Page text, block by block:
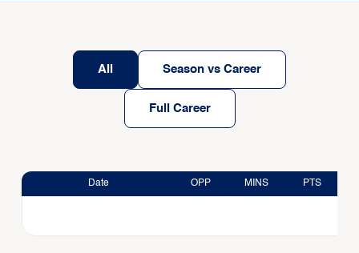
All Season vs Career
Full Career
Date OPP MINS PTS